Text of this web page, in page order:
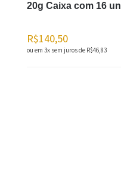
20g Caixa com 16 un
R$140,50
ou em 3x sem juros de R$46,83